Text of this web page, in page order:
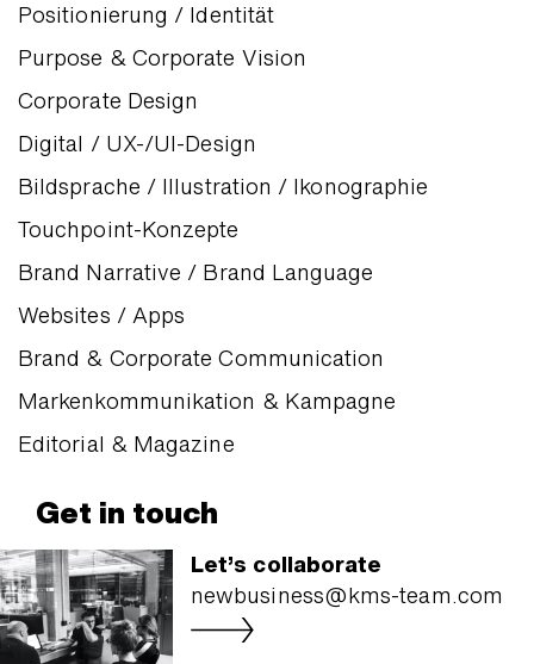
Positionierung / Identität
Purpose & Corporate Vision
Corporate Design
Digital / UX-/UI-Design
Bildsprache / Illustration / Ikonographie
Touchpoint-Konzepte
Brand Narrative / Brand Language
Websites / Apps
Brand & Corporate Communication
Markenkommunikation & Kampagne
Editorial & Magazine
Get in touch
Let’s collaborate
newbusiness@kms-team.com